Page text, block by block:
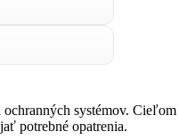
systémov.
potrebné opatrenia.